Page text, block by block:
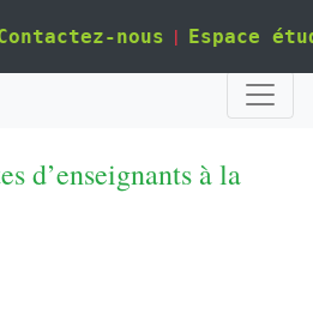
nous | Espace
d’enseignants à la